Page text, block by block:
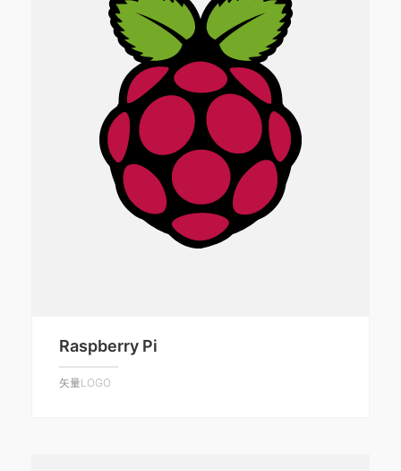
Raspberry Pi
矢量LOGO